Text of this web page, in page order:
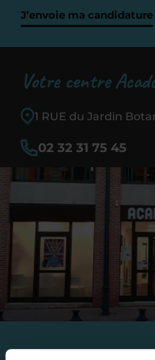
J’envoie ma candidature
Votre centre
1 RUE du Jardin
02 32 31 75 45